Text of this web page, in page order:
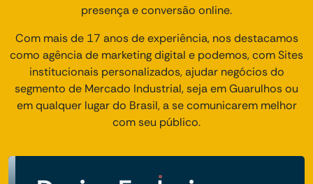
presença e conversão online.
Com mais de 17 anos de experiência, nos destacamos
como agência de marketing digital e podemos, com Sites
institucionais personalizados, ajudar negócios do
segmento de Mercado Industrial, seja em Guarulhos ou
em qualquer lugar do Brasil, a se comunicarem melhor
com seu público.